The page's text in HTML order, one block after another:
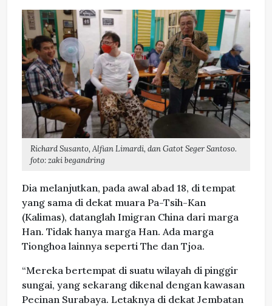
Richard Susanto, Alfian Limardi, dan Gatot Seger Santoso.
foto: zaki begandring
Dia melanjutkan, pada awal abad 18, di tempat
yang sama di dekat muara Pa-Tsih-Kan
(Kalimas), datanglah Imigran China dari marga
Han. Tidak hanya marga Han. Ada marga
Tionghoa lainnya seperti The dan Tjoa.
“Mereka bertempat di suatu wilayah di pinggir
sungai, yang sekarang dikenal dengan kawasan
Pecinan Surabaya. Letaknya di dekat Jembatan